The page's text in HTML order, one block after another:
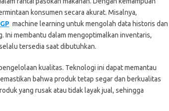
konsumen secara akurat. Misalnya,
machine learning untuk mengolah data historis dan
Ini membantu dalam mengoptimalkan inventaris,
tersedia saat dibutuhkan.
kualitas. Teknologi ini dapat memantau
bahwa produk tetap segar dan berkualitas
yang rusak atau tidak layak jual, sehingga